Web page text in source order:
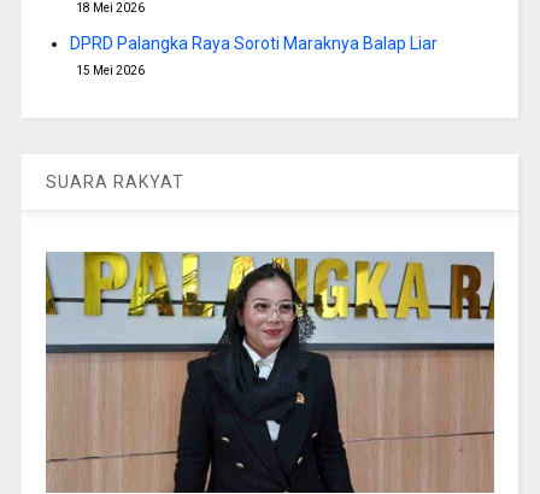
18 Mei 2026
DPRD Palangka Raya Soroti Maraknya Balap Liar
15 Mei 2026
SUARA RAKYAT